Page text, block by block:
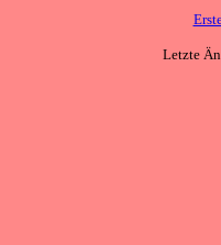
Letzte